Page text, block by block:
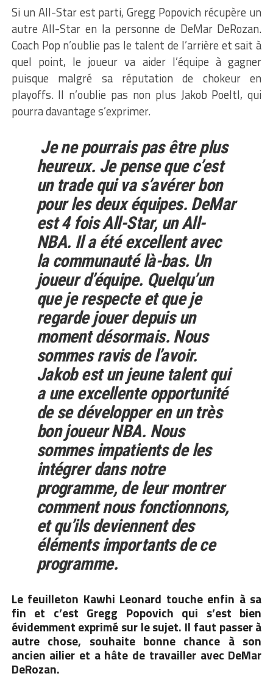
Si un All-Star est parti, Gregg Popovich récupère un
autre All-Star en la personne de DeMar DeRozan.
Coach Pop n’oublie pas le talent de l’arrière et sait à
quel point, le joueur va aider l’équipe à gagner
puisque malgré sa réputation de chokeur en
playoffs. Il n’oublie pas non plus Jakob Poeltl, qui
pourra davantage s’exprimer.
Je ne pourrais pas être plus
heureux. Je pense que c’est
un trade qui va s’avérer bon
pour les deux équipes. DeMar
est 4 fois All-Star, un All-
NBA. Il a été excellent avec
la communauté là-bas. Un
joueur d’équipe. Quelqu’un
que je respecte et que je
regarde jouer depuis un
moment désormais. Nous
sommes ravis de l’avoir.
Jakob est un jeune talent qui
a une excellente opportunité
de se développer en un très
bon joueur NBA. Nous
sommes impatients de les
intégrer dans notre
programme, de leur montrer
comment nous fonctionnons,
et qu’ils deviennent des
éléments importants de ce
programme.
Le feuilleton Kawhi Leonard touche enfin à sa
fin et c’est Gregg Popovich qui s’est bien
évidemment exprimé sur le sujet. Il faut passer à
autre chose, souhaite bonne chance à son
ancien ailier et a hâte de travailler avec DeMar
DeRozan.